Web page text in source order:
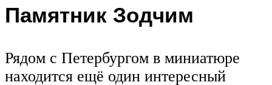
Памятник Зодчим
Рядом с Петербургом в миниатюре
находится ещё один интересный